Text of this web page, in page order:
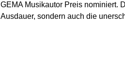
GEMA Musikautor Preis nominiert.
Ausdauer, sondern auch die